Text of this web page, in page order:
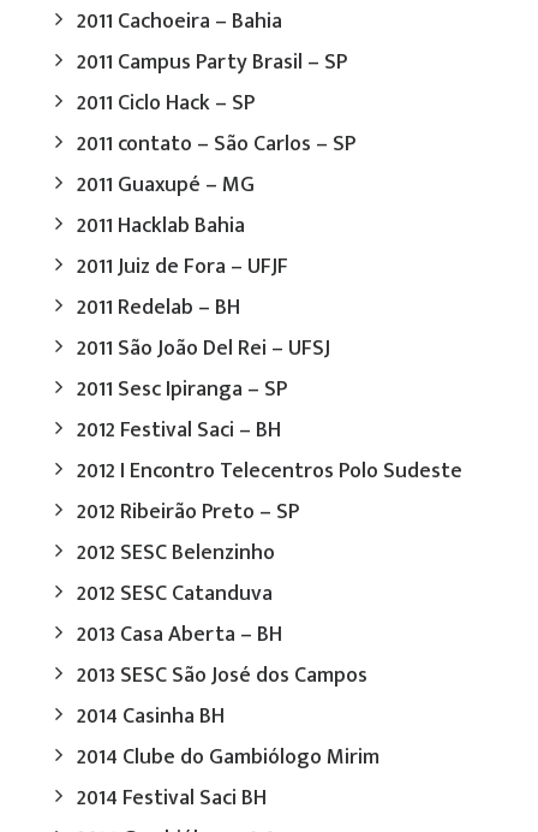
2011 Cachoeira – Bahia
2011 Campus Party Brasil – SP
2011 Ciclo Hack – SP
2011 contato – São Carlos – SP
2011 Guaxupé – MG
2011 Hacklab Bahia
2011 Juiz de Fora – UFJF
2011 Redelab – BH
2011 São João Del Rei – UFSJ
2011 Sesc Ipiranga – SP
2012 Festival Saci – BH
2012 I Encontro Telecentros Polo Sudeste
2012 Ribeirão Preto – SP
2012 SESC Belenzinho
2012 SESC Catanduva
2013 Casa Aberta – BH
2013 SESC São José dos Campos
2014 Casinha BH
2014 Clube do Gambiólogo Mirim
2014 Festival Saci BH